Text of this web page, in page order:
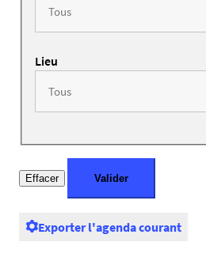
Lieu
Exporter l'agenda courant